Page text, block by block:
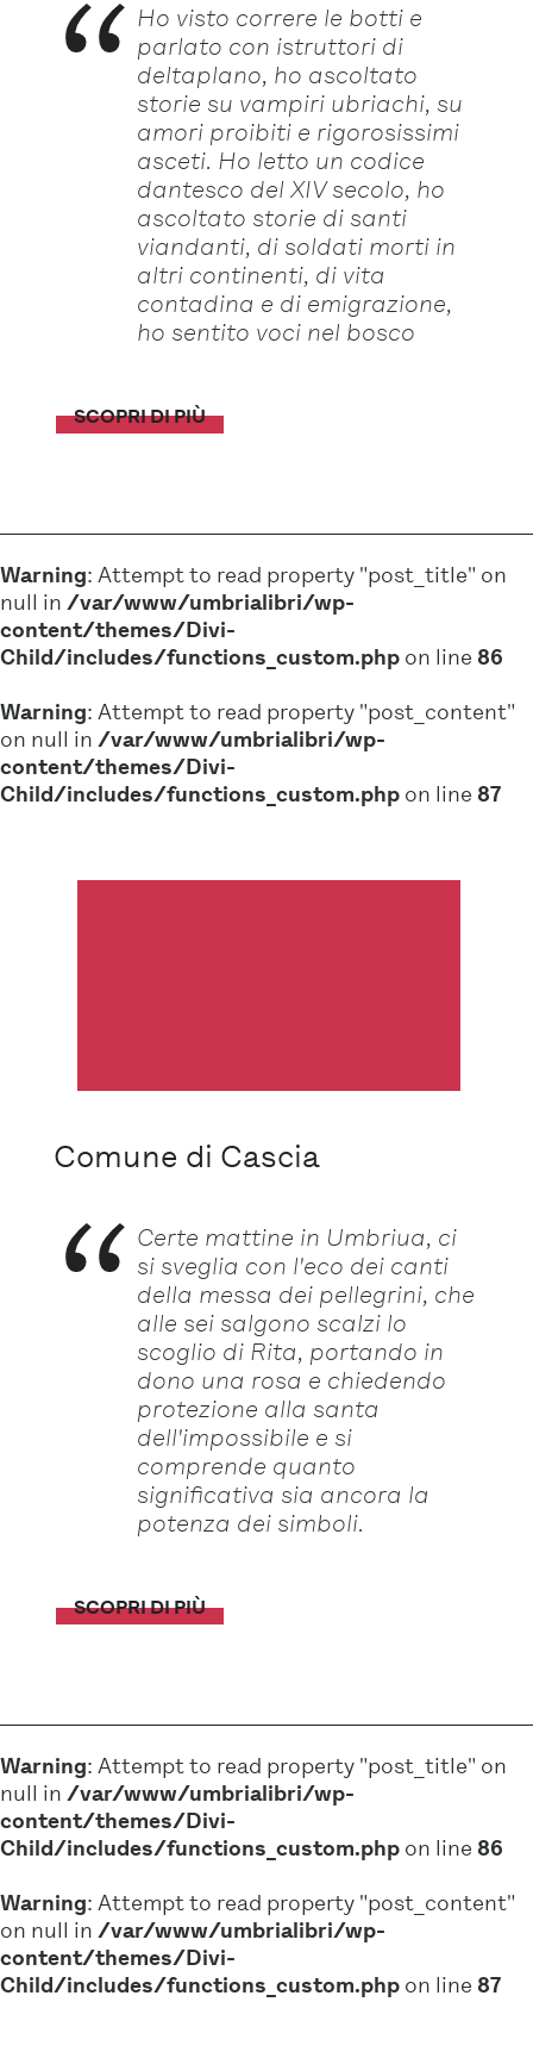
Ho visto correre le botti e
parlato con istruttori di
deltaplano, ho ascoltato
storie su vampiri ubriachi, su
amori proibiti e rigorosissimi
asceti. Ho letto un codice
dantesco del XIV secolo, ho
ascoltato storie di santi
viandanti, di soldati morti in
altri continenti, di vita
contadina e di emigrazione,
ho sentito voci nel bosco
SCOPRI DI PIÙ
Warning: Attempt to read property "post_title" on
null in /var/www/umbrialibri/wp-
content/themes/Divi-
Child/includes/functions_custom.php on line 86
Warning: Attempt to read property "post_content"
on null in /var/www/umbrialibri/wp-
content/themes/Divi-
Child/includes/functions_custom.php on line 87
Comune di Cascia
Certe mattine in Umbriua, ci
si sveglia con l'eco dei canti
della messa dei pellegrini, che
alle sei salgono scalzi lo
scoglio di Rita, portando in
dono una rosa e chiedendo
protezione alla santa
dell'impossibile e si
comprende quanto
significativa sia ancora la
potenza dei simboli.
SCOPRI DI PIÙ
Warning: Attempt to read property "post_title" on
null in /var/www/umbrialibri/wp-
content/themes/Divi-
Child/includes/functions_custom.php on line 86
Warning: Attempt to read property "post_content"
on null in /var/www/umbrialibri/wp-
content/themes/Divi-
Child/includes/functions_custom.php on line 87